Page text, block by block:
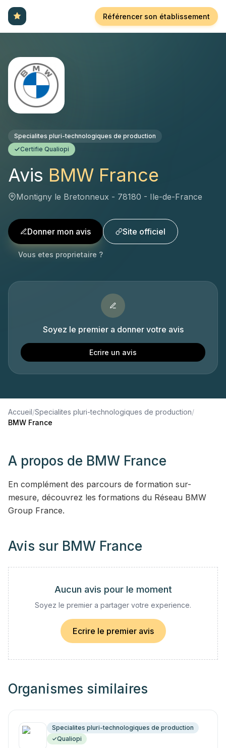
Référencer son établissement
Specialites pluri-technologiques de production
Certifie Qualiopi
Avis BMW France
Montigny le Bretonneux - 78180 - Ile-de-France
Donner mon avis Site officiel
Vous etes proprietaire ?
Soyez le premier a donner votre avis
Ecrire un avis
Accueil/Specialites pluri-technologiques de production/
BMW France
A propos de BMW France
En complément des parcours de formation sur-
mesure, découvrez les formations du Réseau BMW
Group France.
Avis sur BMW France
Aucun avis pour le moment
Soyez le premier a partager votre experience.
Ecrire le premier avis
Organismes similaires
Specialites pluri-technologiques de production
Qualiopi